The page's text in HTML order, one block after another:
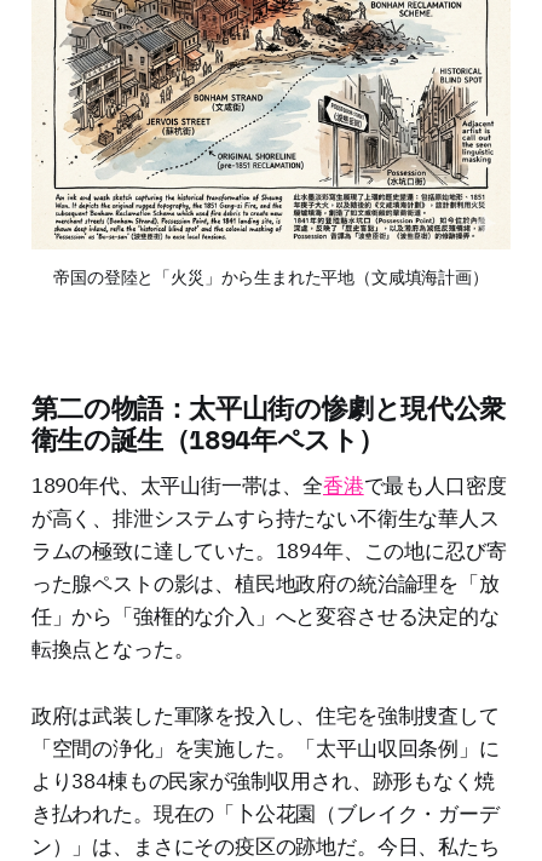
帝国の登陸と「火災」から生まれた平地（文咸填海計画）
第二の物語：太平山街の惨劇と現代公衆
衛生の誕生（1894年ペスト）
1890年代、太平山街一帯は、全香港で最も人口密度
が高く、排泄システムすら持たない不衛生な華人ス
ラムの極致に達していた。1894年、この地に忍び寄
った腺ペストの影は、植民地政府の統治論理を「放
任」から「強権的な介入」へと変容させる決定的な
転換点となった。
政府は武装した軍隊を投入し、住宅を強制捜査して
「空間の浄化」を実施した。「太平山収回条例」に
より384棟もの民家が強制収用され、跡形もなく焼
き払われた。現在の「卜公花園（ブレイク・ガーデ
ン）」は、まさにその疫区の跡地だ。今日、私たち